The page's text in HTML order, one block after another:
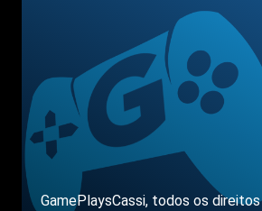
GamePlaysCassi, todos os direitos